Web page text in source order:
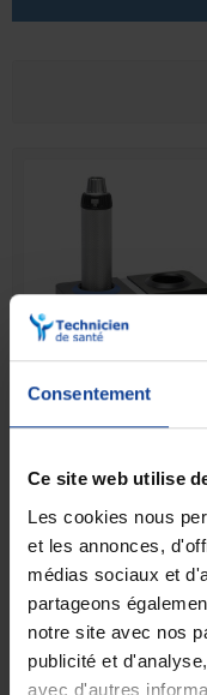
Consentement
Ce site web utilise
Les cookies nous
et les annonces,
médias sociaux et
partageons
notre site avec nos
publicité et
avec d'autres
avec nos produits
RUPTURE DE STOCK
Poignée
ion Beta 4 USB
388,50 €